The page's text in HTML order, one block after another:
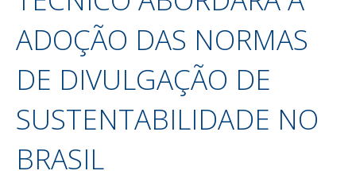
ADOÇÃO DAS NORMAS
DE DIVULGAÇÃO DE
SUSTENTABILIDADE NO
BRASIL